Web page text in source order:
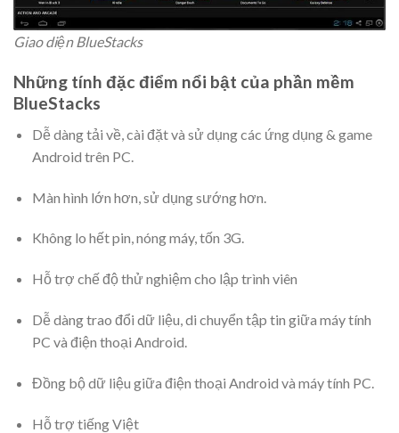
Giao diện BlueStacks
Những tính đặc điểm nổi bật của phần mềm
BlueStacks
Dễ dàng tải về, cài đặt và sử dụng các ứng dụng & game
Android trên PC.
Màn hình lớn hơn, sử dụng sướng hơn.
Không lo hết pin, nóng máy, tốn 3G.
Hỗ trợ chế độ thử nghiệm cho lập trình viên
Dễ dàng trao đổi dữ liệu, di chuyển tập tin giữa máy tính
PC và điện thoại Android.
Đồng bộ dữ liệu giữa điện thoại Android và máy tính PC.
Hỗ trợ tiếng Việt